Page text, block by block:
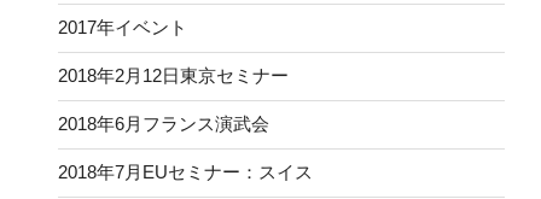
2017年イベント
2018年2月12日東京セミナー
2018年6月フランス演武会
2018年7月EUセミナー：スイス